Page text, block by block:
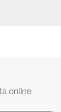
online: